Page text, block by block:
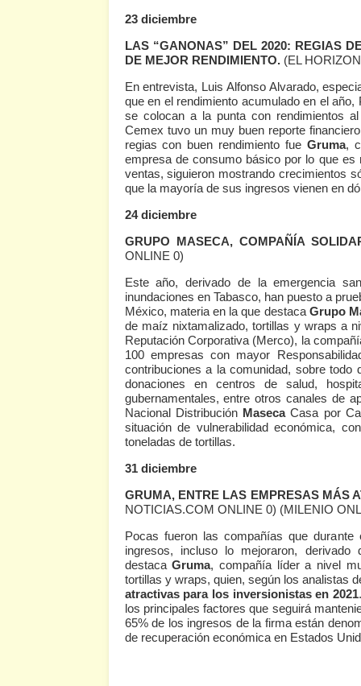
23 diciembre
LAS “GANONAS” DEL 2020: REGIAS
DE MEJOR RENDIMIENTO. (EL
En entrevista, Luis Alfonso Alvarado,
que en el rendimiento acumulado en el
se colocan a la punta con rendimientos
Cemex tuvo un muy buen reporte
regias con buen rendimiento fueGruma,
empresa de consumo básico por lo que
ventas, siguieron mostrando crecimientos
que la mayoría de sus ingresos vienen en
24 diciembre
GRUPO MASECA, COMPAÑÍA
ONLINE 0)
Este año, derivado de la emergencia
inundaciones en Tabasco, han puesto a
México, materia en la que destacaGrupo
de maíz nixtamalizado, tortillas y wraps a
Reputación Corporativa (Merco), la
100 empresas con mayor
contribuciones a la comunidad, sobre todo
donaciones en centros de salud,
gubernamentales, entre otros canales de
Nacional Distribución MasecaCasa por
situación de vulnerabilidad económica,
toneladas de tortillas.
31 diciembre
GRUMA, ENTRE LAS EMPRESAS MÁS
NOTICIAS.COM ONLINE 0) (MILENIO
Pocas fueron las compañías que
ingresos, incluso lo mejoraron,
destacaGruma, compañía líder a nivel
tortillas y wraps, quien, según los analistas
atractivas para los inversionistas en 2021
los principales factores que seguirá
65% de los ingresos de la firma están
de recuperación económica en Estados